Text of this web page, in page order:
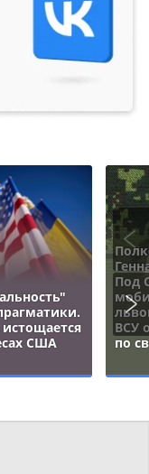
США
Под
ВСУ
по